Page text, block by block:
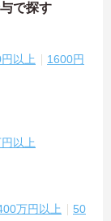
で探す
以上
1600円
以上
万円以上
50